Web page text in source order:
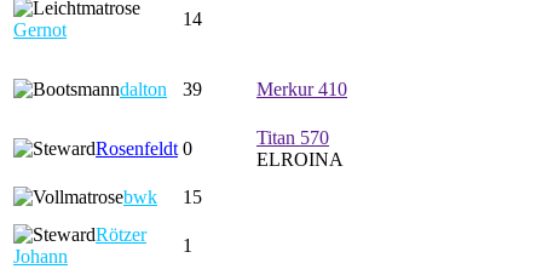
Gernot
14
dalton 39 Merkur 410
Rosenfeldt 0
Titan 570
ELROINA
bwk
15
Rötzer
Johann
1